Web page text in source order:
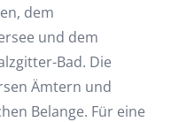
dem
und dem
Bad. Die
Ämtern und
Belange. Für eine